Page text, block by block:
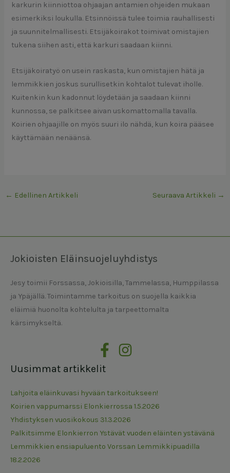
karkurin kiinniottoa ohjaajan antamien ohjeiden mukaan
esimerkiksi loukulla. Etsinnöissä tulee toimia rauhallisesti
ja suunnitelmallisesti. Etsijäkoirakot toimivat omistajien
tukena siihen asti, että karkuri saadaan kiinni.
Etsijäkoiratyö on usein raskasta, kun omistajien hätä ja
lemmikkien joskus surullisetkin kohtalot tulevat iholle.
Kuitenkin kun kadonnut löydetään ja saadaan kiinni
kunnossa, se palkitsee aivan uskomattomalla tavalla.
Koirien ohjaajille on myös suuri ilo nähdä, kun koira pääsee
käyttämään nenäänsä.
← Edellinen Artikkeli Seuraava Artikkeli →
Jokioisten Eläinsuojeluyhdistys
Jesy toimii Forssassa, Jokioisilla, Tammelassa, Humppilassa
ja Ypäjällä. Toimintamme tarkoitus on suojella kaikkia
eläimiä huonolta kohtelulta ja tarpeettomalta
kärsimykseltä.
Uusimmat artikkelit
Lahjoita eläinkuvasi hyvään tarkoitukseen!
Koirien vappumarssi Elonkierrossa 1.5.2026
Yhdistyksen vuosikokous 31.3.2026
Palkitsimme Elonkierron Ystävät vuoden eläinten ystävänä
Lemmikkien ensiapuluento Vorssan Lemmikkipuadilla
18.2.2026